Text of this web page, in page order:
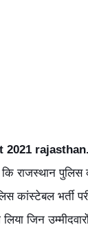
2021
राजस्थान पुलिस
कांस्टेबल भर्ती
जिन